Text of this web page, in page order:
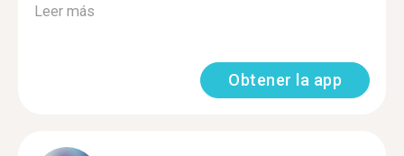
Leer más
Obtener la app